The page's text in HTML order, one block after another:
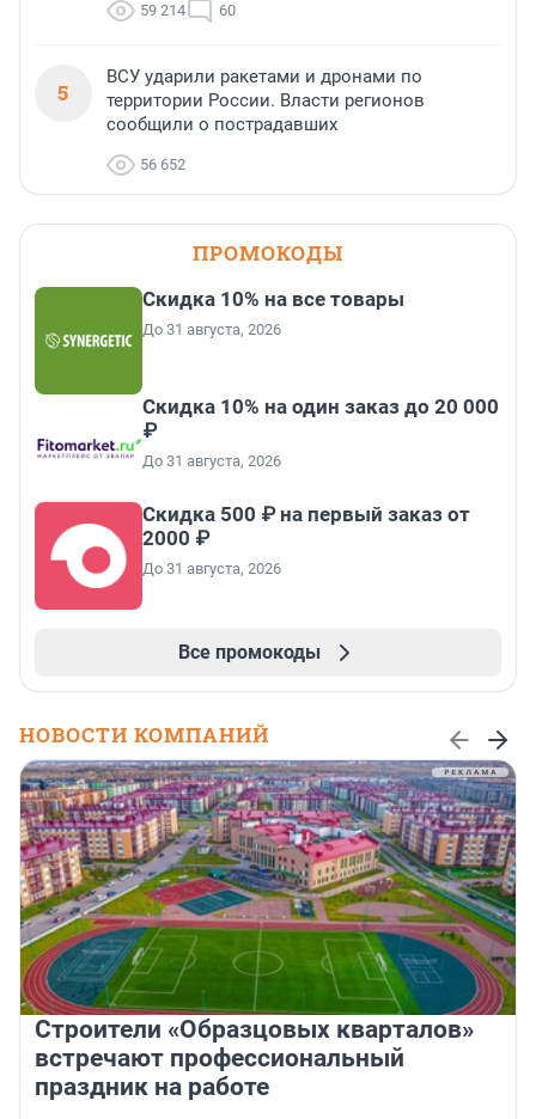
59 214 60
5
ВСУ ударили ракетами и дронами по
территории России. Власти регионов
сообщили о пострадавших
56 652
ПРОМОКОДЫ
Скидка 10% на все товары
До 31 августа, 2026
Скидка 10% на один заказ до 20 000
₽
До 31 августа, 2026
Скидка 500 ₽ на первый заказ от
2000 ₽
До 31 августа, 2026
Все промокоды
НОВОСТИ КОМПАНИЙ
Строители «Образцовых кварталов»
встречают профессиональный
праздник на работе